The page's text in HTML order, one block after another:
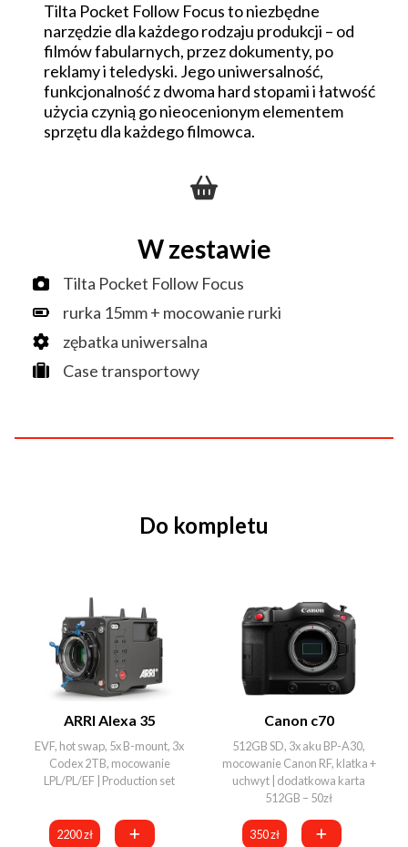
Tilta Pocket Follow Focus to niezbędne
narzędzie dla każdego rodzaju produkcji – od
filmów fabularnych, przez dokumenty, po
reklamy i teledyski. Jego uniwersalność,
funkcjonalność z dwoma hard stopami i łatwość
użycia czynią go nieocenionym elementem
sprzętu dla każdego filmowca.
W zestawie
Tilta Pocket Follow Focus
rurka 15mm + mocowanie rurki
zębatka uniwersalna
Case transportowy
Do kompletu
ARRI Alexa 35
EVF, hot swap, 5x B-mount, 3x
Codex 2TB, mocowanie
LPL/PL/EF | Production set
2200 zł
Canon c70
512GB SD, 3x aku BP-A30,
mocowanie Canon RF, klatka +
uchwyt | dodatkowa karta
512GB – 50zł
350 zł